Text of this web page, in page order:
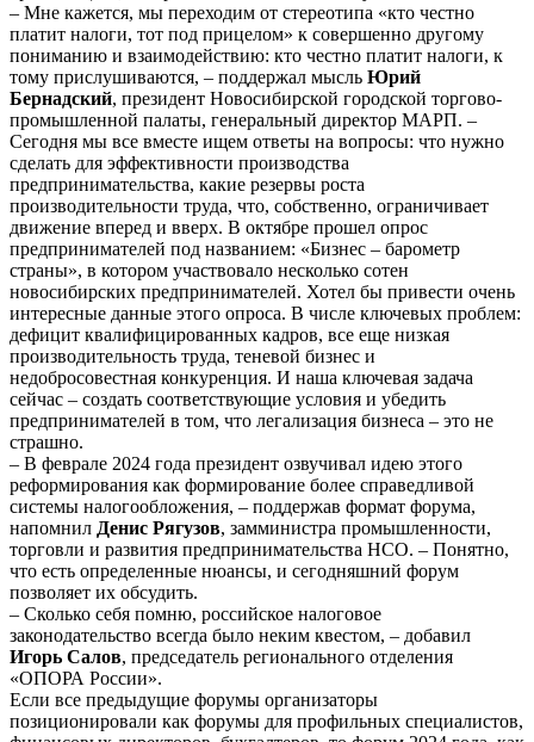
– Мне кажется, мы переходим от стереотипа «кто честно
платит налоги, тот под прицелом» к совершенно другому
пониманию и взаимодействию: кто честно платит налоги, к
тому прислушиваются, – поддержал мысль Юрий
Бернадский, президент Новосибирской городской торгово-
промышленной палаты, генеральный директор МАРП. –
Сегодня мы все вместе ищем ответы на вопросы: что нужно
сделать для эффективности производства
предпринимательства, какие резервы роста
производительности труда, что, собственно, ограничивает
движение вперед и вверх. В октябре прошел опрос
предпринимателей под названием: «Бизнес – барометр
страны», в котором участвовало несколько сотен
новосибирских предпринимателей. Хотел бы привести очень
интересные данные этого опроса. В числе ключевых проблем:
дефицит квалифицированных кадров, все еще низкая
производительность труда, теневой бизнес и
недобросовестная конкуренция. И наша ключевая задача
сейчас – создать соответствующие условия и убедить
предпринимателей в том, что легализация бизнеса – это не
страшно.
– В феврале 2024 года президент озвучивал идею этого
реформирования как формирование более справедливой
системы налогообложения, – поддержав формат форума,
напомнил Денис Рягузов, замминистра промышленности,
торговли и развития предпринимательства НСО. – Понятно,
что есть определенные нюансы, и сегодняшний форум
позволяет их обсудить.
– Сколько себя помню, российское налоговое
законодательство всегда было неким квестом, – добавил
Игорь Салов, председатель регионального отделения
«ОПОРА России».
Если все предыдущие форумы организаторы
позиционировали как форумы для профильных специалистов,